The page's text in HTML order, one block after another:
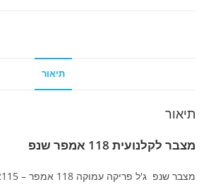
תיאור
תיאור
מצבר לקלנועית 118 אמפר שנפ
מצבר שנפ ג'ל פריקה עמוקה 118 אמפר – LDC12115